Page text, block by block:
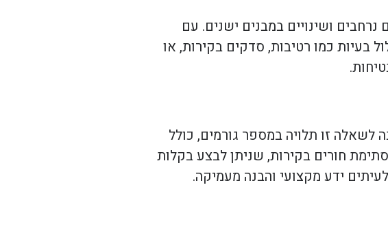
נרחבים ושינויים במבנים ישנים. עם
בעיות כמו רטיבות, סדקים בקירות, או
את עצמם אם ניתן לטפל בנזקים מקבלן תמ"א 38 לבד. התשובה לשאלה זו תלויה במספר גורמים, כולל
חורים בקירות, שניתן לבצע בקלות
ידע מקצועי והבנה מעמיקה.